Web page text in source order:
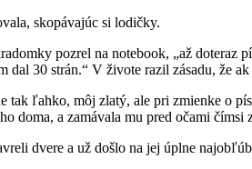
skopávajúc si lodičky.
pozrel na notebook, „až doteraz
dal 30 strán.“ V živote razil zásadu, že
tak ľahko, môj zlatý, ale pri zmienke o
doma, a zamávala mu pred očami
dvere a už došlo na jej úplne